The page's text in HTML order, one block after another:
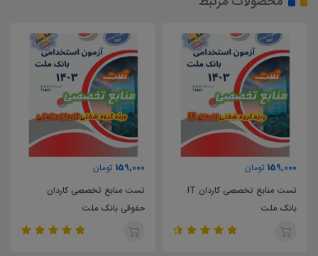
159,000 تومان
تست منابع تخصصی کاردان
حقوقی بانک ملت
40,000 تومان
تست ساختمان گسسته